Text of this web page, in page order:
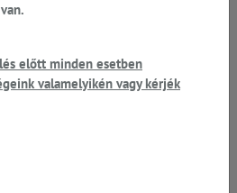
SHOP.Pro™ LED
párásítható
előtt minden esetben
valamelyikén vagy kérjék